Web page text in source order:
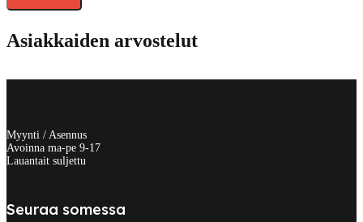
Asiakkaiden arvostelut
Myynti / Asennus
Avoinna ma-pe 9-17
Lauantait suljettu
Seuraa somessa